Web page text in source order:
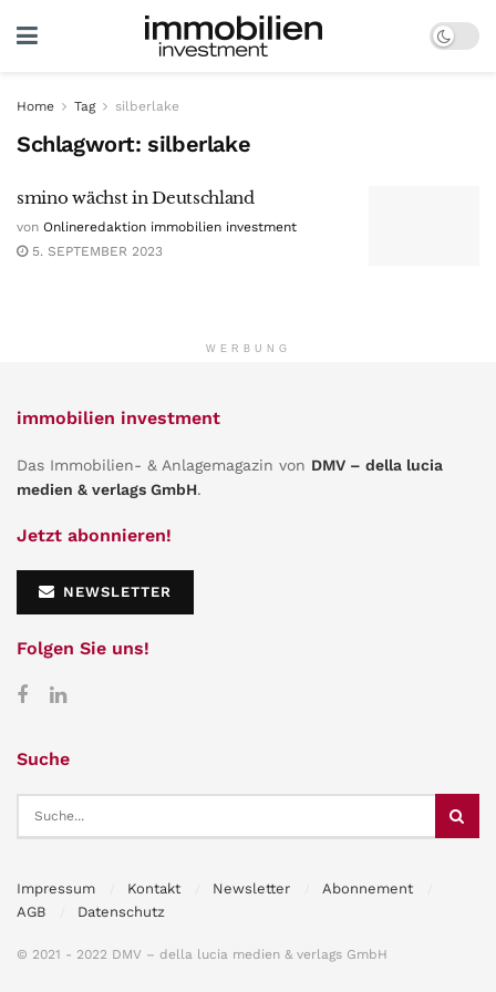
Home Tag silberlake
Schlagwort:silberlake
smino wächst in Deutschland
von Onlineredaktion immobilien investment
5. SEPTEMBER 2023
WERBUNG
immobilien investment
Das Immobilien- & Anlagemagazin von DMV – della lucia
medien & verlags GmbH.
Jetzt abonnieren!
NEWSLETTER
Folgen Sie uns!
Suche
Impressum Kontakt Newsletter
Abonnement
AGB
Datenschutz
© 2021 - 2022 DMV – della lucia medien & verlags GmbH